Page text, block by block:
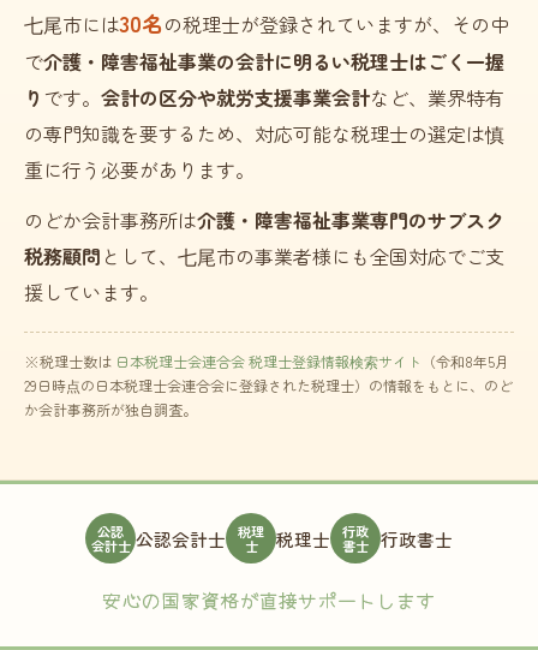
七尾市には30名の税理士が登録されていますが、その中
で介護・障害福祉事業の会計に明るい税理士はごく一握
り です。 会計の区分や就労支援事業会計など、業界特有
の専門知識を要するため、対応可能な税理士の選定は慎
重に行う必要があります。
のどか会計事務所は介護・障害福祉事業専門のサブスク
税務顧問 として、七尾市の事業者様にも全国対応でご支
援しています。
※税理士数は 日本税理士会連合会 税理士登録情報検索サイト （令和8年5月
29日時点の日本税理士会連合会に登録された税理士）の情報をもとに、のど
か会計事務所が独自調査。
公認
会計士 公認会計士 税理
士 税理士 行政
書士 行政書士
安心の国家資格が直接サポートします